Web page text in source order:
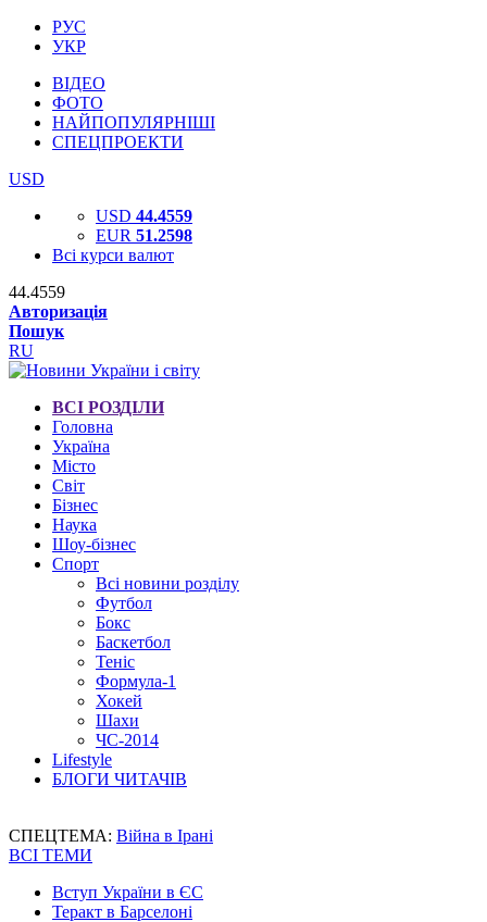
РУС
УКР
ВІДЕО
ФОТО
НАЙПОПУЛЯРНІШІ
СПЕЦПРОЕКТИ
USD
USD 44.4559
EUR 51.2598
Всі курси валют
44.4559
Авторизація
Пошук
RU
ВСІ РОЗДІЛИ
Головна
Україна
Місто
Світ
Бізнес
Наука
Шоу-бізнес
Спорт
Всі новини розділу
Футбол
Бокс
Баскетбол
Теніс
Формула-1
Хокей
Шахи
ЧС-2014
Lifestyle
БЛОГИ ЧИТАЧІВ
СПЕЦТЕМА: Війна в Ірані
ВСІ ТЕМИ
Вступ України в ЄС
Теракт в Барселоні